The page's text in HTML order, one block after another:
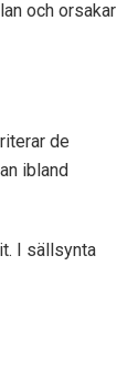
och orsakar
de
ibland
I sällsynta